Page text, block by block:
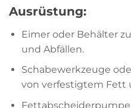
Ausrüstung:
Eimer oder Behälter
und Abfällen.
Schabewerkzeuge
von verfestigtem Fett